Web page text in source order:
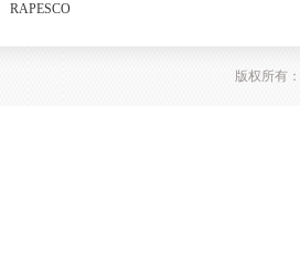
RAPESCO
版权所有